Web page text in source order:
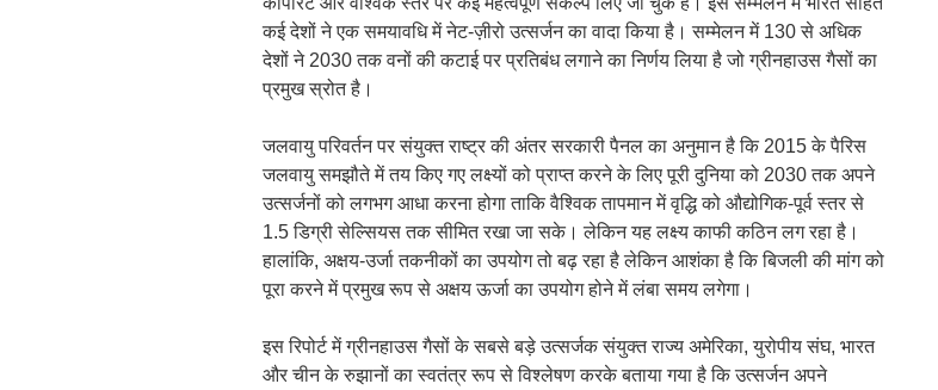
कई देशों ने एक समयावधि में नेट-ज़ीरो उत्सर्जन का वादा किया है। सम्मेलन में 130 से अधिक
देशों ने 2030 तक वनों की कटाई पर प्रतिबंध लगाने का निर्णय लिया है जो ग्रीनहाउस गैसों का
प्रमुख स्रोत है।
जलवायु परिवर्तन पर संयुक्त राष्ट्र की अंतर सरकारी पैनल का अनुमान है कि 2015 के पैरिस
जलवायु समझौते में तय किए गए लक्ष्यों को प्राप्त करने के लिए पूरी दुनिया को 2030 तक अपने
उत्सर्जनों को लगभग आधा करना होगा ताकि वैश्विक तापमान में वृद्धि को औद्योगिक-पूर्व स्तर से
1.5 डिग्री सेल्सियस तक सीमित रखा जा सके। लेकिन यह लक्ष्य काफी कठिन लग रहा है।
हालांकि, अक्षय-उर्जा तकनीकों का उपयोग तो बढ़ रहा है लेकिन आशंका है कि बिजली की मांग को
पूरा करने में प्रमुख रूप से अक्षय ऊर्जा का उपयोग होने में लंबा समय लगेगा।
इस रिपोर्ट में ग्रीनहाउस गैसों के सबसे बड़े उत्सर्जक संयुक्त राज्य अमेरिका, युरोपीय संघ, भारत
और चीन के रुझानों का स्वतंत्र रूप से विश्लेषण करके बताया गया है कि उत्सर्जन अपने